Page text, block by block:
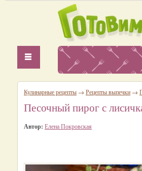
Кулинарные рецепты → Рецепты выпечки →
Песочный пирог с
Автор: Елена Покровская